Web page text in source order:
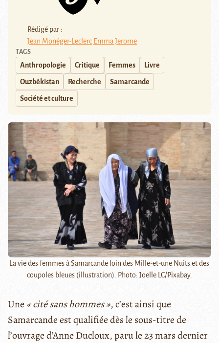
Rédigé par :
Jean Monéger-Leclerc Emma Jerome
TAGS
Anthropologie Critique Femmes Livre
Ouzbékistan Recherche Samarcande
Société et culture
La vie des femmes à Samarcande loin des Mille-et-une Nuits et des
coupoles bleues (illustration). Photo: Joelle LC/Pixabay.
Une « cité sans hommes », c’est ainsi que
Samarcande est qualifiée dès le sous-titre de
l’ouvrage d’Anne Ducloux, paru le 23 mars dernier